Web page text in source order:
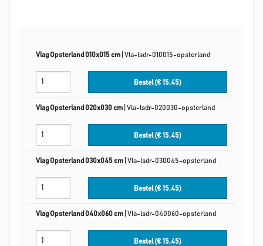
Vlag Opsterland 010x015 cm Vla-lsdr-010015-opsterland
Bestel (€15,45)
Vlag Opsterland 020x030 cm Vla-lsdr-020030-opsterland
Bestel (€15,45)
Vlag Opsterland 030x045 cm Vla-lsdr-030045-opsterland
Bestel (€15,45)
Vlag Opsterland 040x060 cm Vla-lsdr-040060-opsterland
Bestel (€15,45)